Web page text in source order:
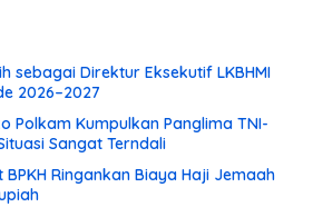
sebagai Direktur Eksekutif LKBHMI
2026–2027
Polkam Kumpulkan Panglima TNI-
Sangat Terndali
Ringankan Biaya Haji Jemaah